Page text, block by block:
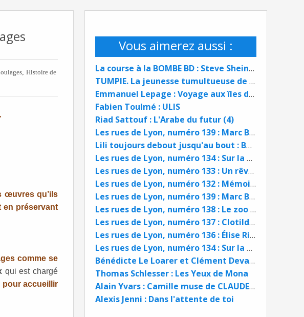
Vous aimerez aussi :
La course à la BOMBE BD : Steve Sheinkin et Nick Bertozzi
TUMPIE. La jeunesse tumultueuse de Joséphine Baker
Emmanuel Lepage : Voyage aux îles de la Désolation BD
Fabien Toulmé : ULIS
Riad Sattouf : L'Arabe du futur (4)
Les rues de Lyon, numéro 139 : Marc Bloch, de Lyon au Panthéon
Lili toujours debout jusqu'au bout : Boris Golzio et Lili Keller Rosenberg BD
Les rues de Lyon, numéro 134 : Sur la piste de la SARRA
Les rues de Lyon, numéro 133 : Un rêve de Canuts
Les rues de Lyon, numéro 132 : Mémoires d'Arménie
Les rues de Lyon, numéro 139 : Marc Bloch, de Lyon au Panthéon
Les rues de Lyon, numéro 138 : Le zoo de Lyon
Les rues de Lyon, numéro 137 : Clotilde Bizolon, au service des Poilus
Les rues de Lyon, numéro 136 : Élise Rivet, religieuse résistante
Les rues de Lyon, numéro 134 : Sur la piste de la SARRA
Bénédicte Le Loarer et Clément Devaux : Pablo Picasso
Thomas Schlesser : Les Yeux de Mona
Alain Yvars : Camille muse de CLAUDE MONET
Alexis Jenni : Dans l'attente de toi
, Histoire de
œuvres qu’ils
en préservant
comme se
qui est chargé
pour accueillir